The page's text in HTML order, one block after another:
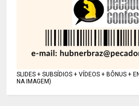
SLIDES + SUBSÍDIOS + VÍDEOS + BÔNUS +
NA IMAGEM)